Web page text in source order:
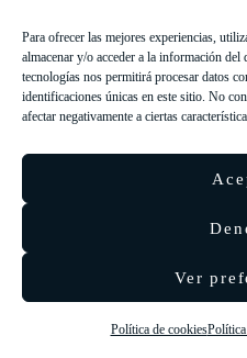
Para ofrecer las mejores experiencias,
almacenar y/o acceder a la información
tecnologías nos permitirá procesar datos
identificaciones únicas en este sitio. No
afectar negativamente a ciertas
Ver
Política de cookies
LIBRERÍA UNIVERSITARIA
beneficiaria de Fondos
competitividad de las PYMES, y
Para ello ha contado con el
Cámara de Comercio de León.
Eolas Ediciones2026 ·SEO